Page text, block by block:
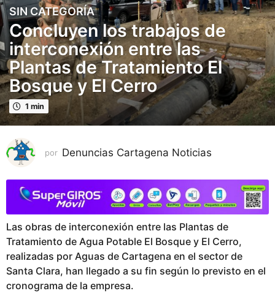
1
m
e
s
p
u
b
l
i
c
a
m
e
s
p
u
b
SIN CATEGORÍA
Concluyen los trabajos de
interconexión entre las
Plantas de Tratamiento El
Bosque y El Cerro
1 min
por Denuncias Cartagena Noticias
Las obras de interconexión entre las Plantas de
Tratamiento de Agua Potable El Bosque y El Cerro,
realizadas por Aguas de Cartagena en el sector de
Santa Clara, han llegado a su fin según lo previsto en el
cronograma de la empresa.